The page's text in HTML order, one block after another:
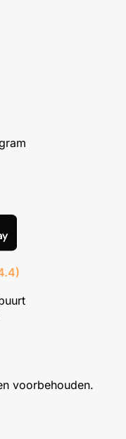
voorbehouden.